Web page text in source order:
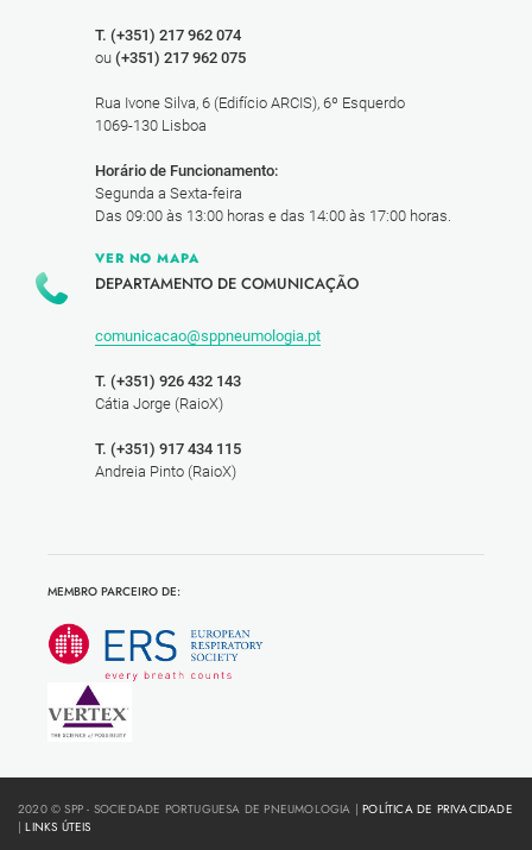
T. (+351) 217 962 074
ou (+351) 217 962 075
Rua Ivone Silva, 6 (Edifício ARCIS), 6º Esquerdo
1069-130 Lisboa
Horário de Funcionamento:
Segunda a Sexta-feira
Das 09:00 às 13:00 horas e das 14:00 às 17:00 horas.
VER NO MAPA
DEPARTAMENTO DE COMUNICAÇÃO
comunicacao@sppneumologia.pt
T. (+351) 926 432 143
Cátia Jorge (RaioX)
T. (+351) 917 434 115
Andreia Pinto (RaioX)
MEMBRO PARCEIRO DE:
2020 © SPP - SOCIEDADE PORTUGUESA DE PNEUMOLOGIA |POLÍTICA DE PRIVACIDADE
|LINKS ÚTEIS